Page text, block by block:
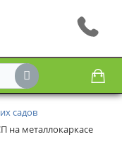
садов
металлокаркасе